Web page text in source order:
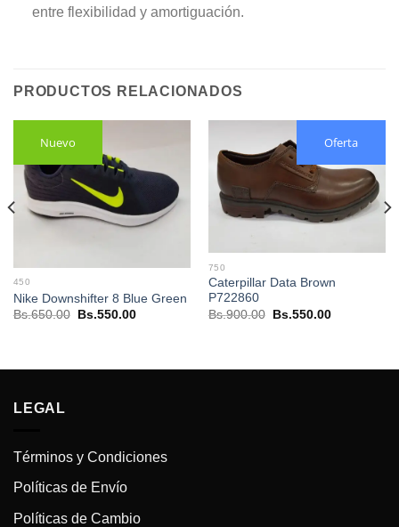
entre flexibilidad y amortiguación.
PRODUCTOS RELACIONADOS
Nuevo
450
Nike Downshifter 8 Blue Green
Bs.650.00
El
Bs.550.00El
Oferta
750
Caterpillar Data Brown
P722860
Bs.900.00
El
Bs.550.00El
LEGAL
Términos y Condiciones
Políticas de Envío
Políticas de Cambio